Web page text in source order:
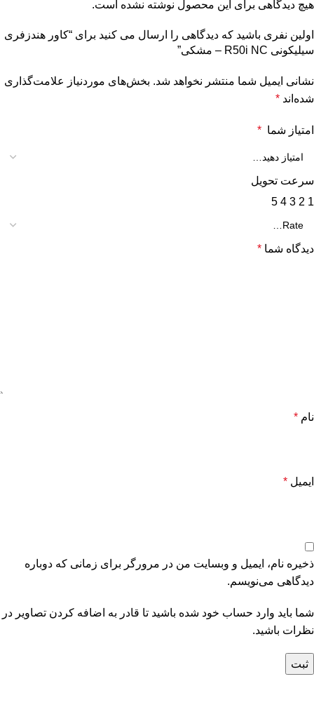
هیچ دیدگاهی برای این محصول نوشته نشده است.
اولین نفری باشید که دیدگاهی را ارسال می کنید برای “کاور هندزفری
سیلیکونی R50i NC – مشکی”
نشانی ایمیل شما منتشر نخواهد شد. بخش‌های موردنیاز علامت‌گذاری
شده‌اند *
امتیاز شما *
سرعت تحویل
1
2
3
4
5
دیدگاه شما *
نام *
ایمیل *
ذخیره نام، ایمیل و وبسایت من در مرورگر برای زمانی که دوباره
دیدگاهی می‌نویسم.
شما باید وارد حساب خود شده باشید تا قادر به اضافه کردن تصاویر در
نظرات باشید.